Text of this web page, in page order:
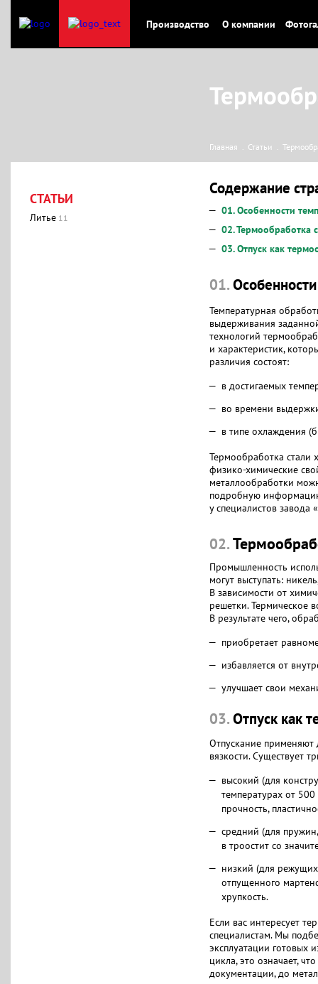
Производство О компании
Главная Статьи
СТАТЬИ
Литье 11
Содержание
01.Особенности
02.Термообработка
03.Отпуск как
01.
Температурная
выдерживания
технологий
и характеристик,
различия состоят:
в достигаемых
во времени
в типе охлаждения
Термообработка стали
физико-химические
металлообработки
подробную
у специалистов завода
02.
Промышленность
могут выступать:
В зависимости от
решетки. Термическое
В результате чего,
приобретает
избавляется от
улучшает свои
03.Отпуск как
Отпускание
вязкости. Существует
высокий (для
температурах от
прочность,
средний (для
в троостит со
низкий (для
отпущенного
хрупкость.
Если вас интересует
специалистам. Мы
эксплуатации готовых
цикла, это означает,
документации, до